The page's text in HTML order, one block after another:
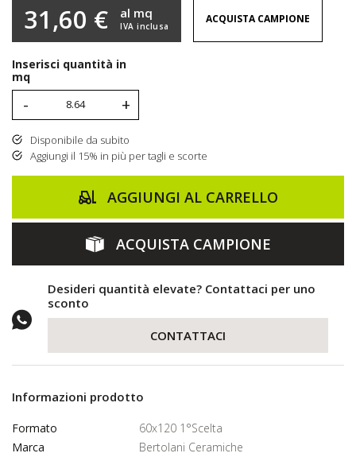
31,60 € IVA inclusa
al mq ACQUISTA CAMPIONE
Inserisci quantità in
mq
- +
Disponibile da subito
Aggiungi il 15% in più per tagli e scorte
AGGIUNGI AL CARRELLO
ACQUISTA CAMPIONE
Desideri quantità elevate? Contattaci per uno
sconto
CONTATTACI
Informazioni prodotto
Formato
60x120 1°Scelta
Marca
Bertolani Ceramiche